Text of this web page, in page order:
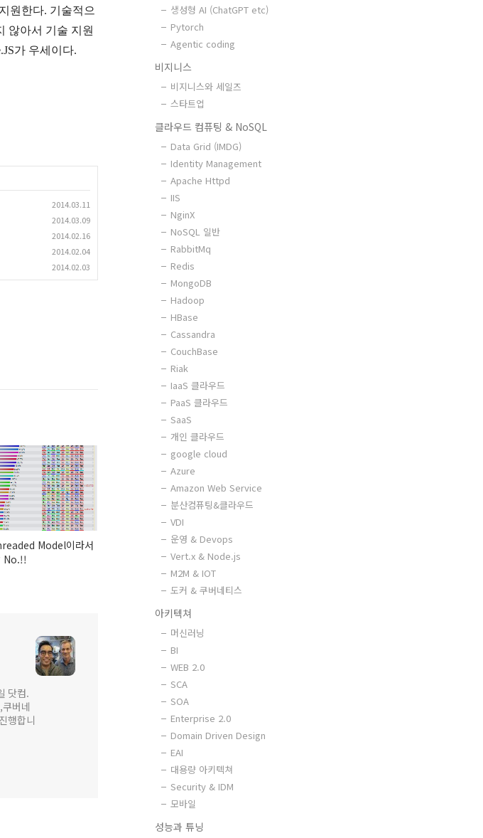
원한다. 기술적으
않아서 기술 지원
가 우세이다.
2014.03.11
2014.03.09
2014.02.16
2014.02.04
2014.02.03
Model이라서
No.!!
닷컴.
버네
행합니
생성형 AI (ChatGPT etc)
Pytorch
Agentic coding
비지니스
비지니스와 세일즈
스타트업
클라우드 컴퓨팅 & NoSQL
Data Grid (IMDG)
Identity Management
Apache Httpd
IIS
NginX
NoSQL 일반
RabbitMq
Redis
MongoDB
Hadoop
HBase
Cassandra
CouchBase
Riak
IaaS 클라우드
PaaS 클라우드
SaaS
개인 클라우드
google cloud
Azure
Amazon Web Service
분산컴퓨팅&클라우드
VDI
운영 & Devops
Vert.x & Node.js
M2M & IOT
도커 & 쿠버네티스
아키텍쳐
머신러닝
BI
WEB 2.0
SCA
SOA
Enterprise 2.0
Domain Driven Design
EAI
대용량 아키텍쳐
Security & IDM
모바일
성능과 튜닝